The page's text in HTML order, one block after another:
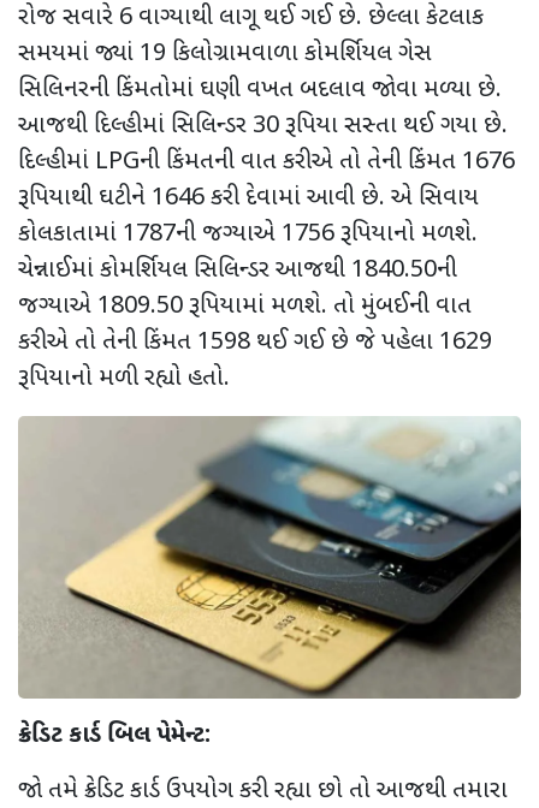
રોજ સવારે 6 વાગ્યાથી લાગૂ થઈ ગઈ છે. છેલ્લા કેટલાક
સમયમાં જ્યાં 19 કિલોગ્રામવાળા કોમર્શિયલ ગેસ
સિલિનરની કિંમતોમાં ઘણી વખત બદલાવ જોવા મળ્યા છે.
આજથી દિલ્હીમાં સિલિન્ડર 30 રૂપિયા સસ્તા થઈ ગયા છે.
દિલ્હીમાં LPGની કિંમતની વાત કરીએ તો તેની કિંમત 1676
રૂપિયાથી ઘટીને 1646 કરી દેવામાં આવી છે. એ સિવાય
કોલકાતામાં 1787ની જગ્યાએ 1756 રૂપિયાનો મળશે.
ચેન્નાઈમાં કોમર્શિયલ સિલિન્ડર આજથી 1840.50ની
જગ્યાએ 1809.50 રૂપિયામાં મળશે. તો મુંબઈની વાત
કરીએ તો તેની કિંમત 1598 થઈ ગઈ છે જે પહેલા 1629
રૂપિયાનો મળી રહ્યો હતો.
ક્રેડિટ કાર્ડ બિલ પેમેન્ટ:
જો તમે ક્રેડિટ કાર્ડ ઉપયોગ કરી રહ્યા છો તો આજથી તમારા